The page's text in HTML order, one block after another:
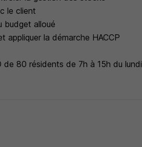
le client
budget alloué
appliquer la démarche HACCP
de 80 résidents de 7h à 15h du